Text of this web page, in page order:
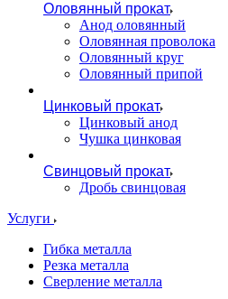
Оловянный прокат
Анод оловянный
Оловянная проволока
Оловянный круг
Оловянный припой
Цинковый прокат
Цинковый анод
Чушка цинковая
Свинцовый прокат
Дробь свинцовая
Услуги
Гибка металла
Резка металла
Сверление металла